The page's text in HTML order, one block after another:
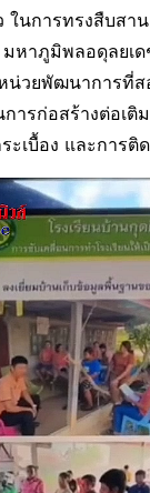
ในการทรงสืบส
มหาภูมิพลอดุลยเ
น่วยพัฒนาการที่ส
การก่อสร้างต่อเ
ะเบื้อง และการติ